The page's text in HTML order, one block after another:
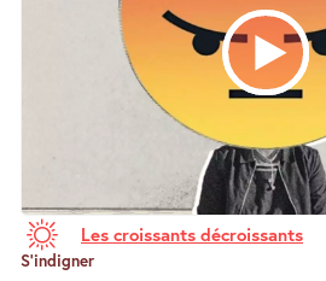
Les croissants décroissants
S’indigner